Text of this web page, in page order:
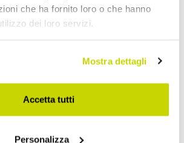
che ha fornito loro o che hanno
dei loro servizi.
Mostra dettagli
Accetta tutti
Personalizza
kurze Zeit! Jetzt
zugreifen!